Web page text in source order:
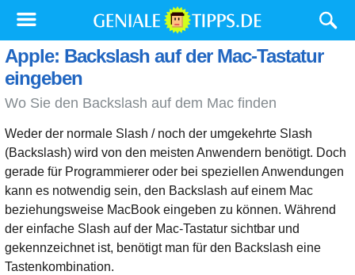
Apple: Backslash auf der Mac-Tastatur
eingeben
Wo Sie den Backslash auf dem Mac finden
Weder der normale Slash / noch der umgekehrte Slash
(Backslash) wird von den meisten Anwendern benötigt. Doch
gerade für Programmierer oder bei speziellen Anwendungen
kann es notwendig sein, den Backslash auf einem Mac
beziehungsweise MacBook eingeben zu können. Während
der einfache Slash auf der Mac-Tastatur sichtbar und
gekennzeichnet ist, benötigt man für den Backslash eine
Tastenkombination.